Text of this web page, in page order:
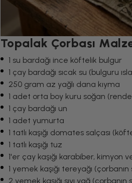
Topalak Çorbası
1 su bardağı ince köftelik bulgur
1 çay bardağı sıcak su (bulguru
250 gram az yağlı dana kıyma
1 adet orta boy kuru soğan
1 çay bardağı un
1 adet yumurta
1 tatlı kaşığı domates salçası
1 tatlı kaşığı tuz
1'er çay kaşığı karabiber, kimyon
1 yemek kaşığı tereyağı
2 yemek kaşığı sıvı yağ (çorbanın